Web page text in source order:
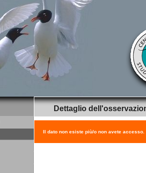
Dettaglio
Il dato non esiste più/o non avete accesso.